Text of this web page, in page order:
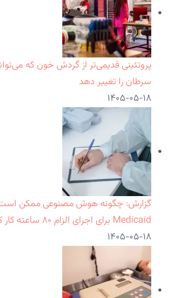
پروتئینی قدیمی‌تر از گردش خون که
سرطان را تغییر دهد
۱۴۰۵-۰۵-۱۸
گزارش: چگونه هوش مصنوعی ممکن
Medicaid برای اجرای الزام ۸۰ ساعته کار کمک کند
۱۴۰۵-۰۵-۱۸